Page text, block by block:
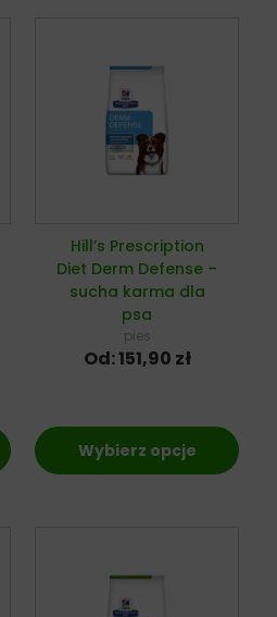
Hill’s Prescription
Diet Derm Defense –
sucha karma dla
psa
pies
Od:151,90 zł
Wybierz opcje